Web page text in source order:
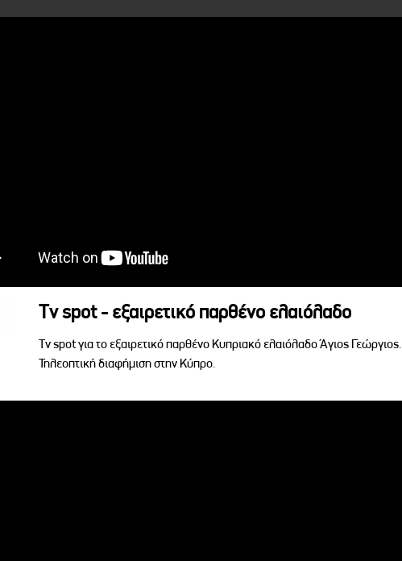
Tv spot - εξαιρετικό παρθένο ελαιόλαδο
Tv spot για το εξαιρετικό παρθένο Κυπριακό ελαιόλαδο Άγιος Γεώργιος.
Τηλεοπτική διαφήμιση στην Κύπρο.